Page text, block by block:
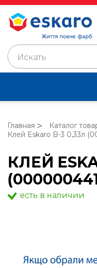
Искать
Главная Каталог
Клей Eskaro B-3 0,33л
КЛЕЙ
есть в наличии